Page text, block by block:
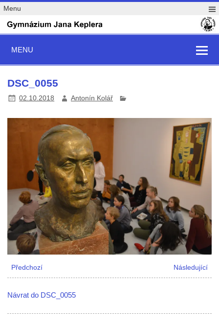
Menu
MENU
DSC_0055
02.10.2018 Antonín Kolář
Předchozí Následující
Návrat do DSC_0055